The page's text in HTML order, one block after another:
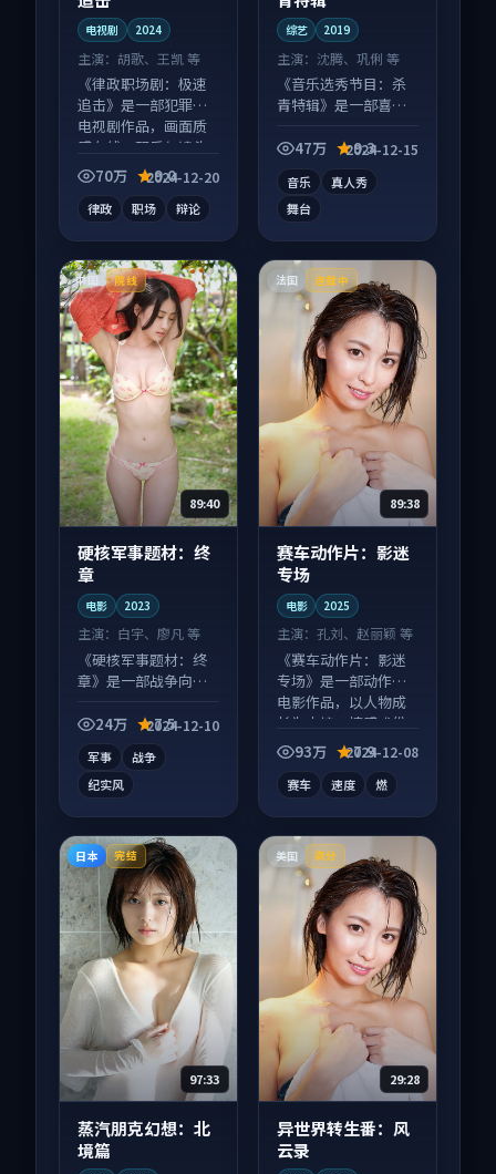
电视剧 2024
主演： 胡歌、王凯 等
《律政职场剧：极速
追击》是一部犯罪向
电视剧作品，画面质
感在线，配乐与镜头
配合度高。
70万 9.0
2024-12-20
律政 职场 辩论
综艺 2019
主演： 沈腾、巩俐 等
《音乐选秀节目：杀
青特辑》是一部喜剧
系层层推进，尾声常
47万 9.3
2024-12-15
音乐
真人秀
舞台
中国 院线
89:40
硬核军事题材：终
章
电影 2023
主演： 白宇、廖凡 等
《硬核军事题材：终
章》是一部战争向电
错过，字幕区常有惊
24万 7.5
2024-12-10
军事
战争
纪实风
法国 连载中
89:38
赛车动作片：影迷
专场
电影 2025
主演：孔刘、赵丽颖 等
《赛车动作片：影迷
专场》是一部动作向
电影作品，以人物成
长为内核，情感戏份
扎实。
93万 7.9
2024-12-08
赛车 速度 燃
日本 完结
97:33
蒸汽朋克幻想：北
境篇
美国 高分
29:28
异世界转生番：风
云录